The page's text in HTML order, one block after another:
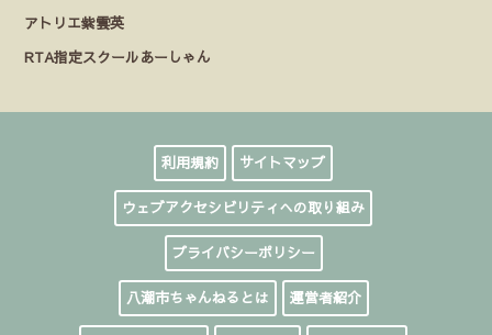
アトリエ紫雲英
RTA指定スクールあーしゃん
利用規約 サイトマップ
ウェブアクセシビリティへの取り組み
プライバシーポリシー
八潮市ちゃんねるとは 運営者紹介